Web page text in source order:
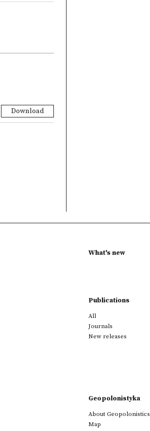
Download
What's new
Publications
All
Journals
New releases
Geopolonistyka
About Geopolonistics
Map